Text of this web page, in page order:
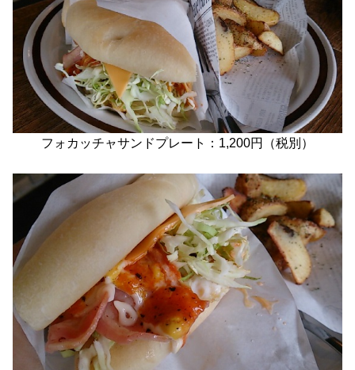
フォカッチャサンドプレート：1,200円（税別）